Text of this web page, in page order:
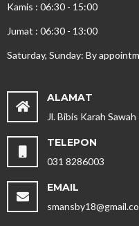
Kamis : 06:30 - 15:00
Jumat : 06:30 - 13:00
Saturday, Sunday: By
ALAMAT
Jl. Bibis Karah
TELEPON
031 8286003
EMAIL